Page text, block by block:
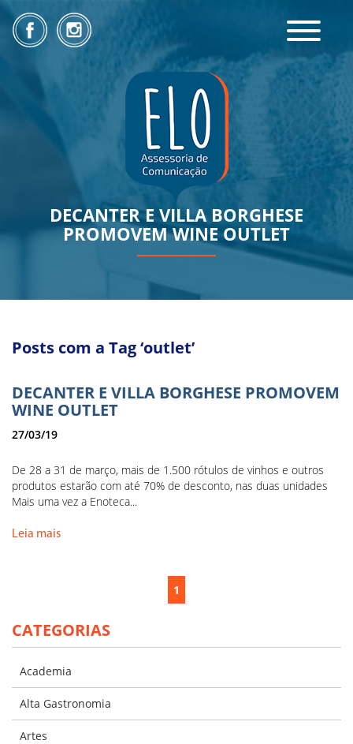
Toggle
DECANTER E VILLA BORGHESE
PROMOVEM WINE OUTLET
Posts com a Tag ‘outlet’
DECANTER E VILLA BORGHESE PROMOVEM
WINE OUTLET
27/03/19
De 28 a 31 de março, mais de 1.500 rótulos de vinhos e outros
produtos estarão com até 70% de desconto, nas duas unidades
Mais uma vez a Enoteca...
Leia mais
1
CATEGORIAS
Academia
Alta Gastronomia
Artes